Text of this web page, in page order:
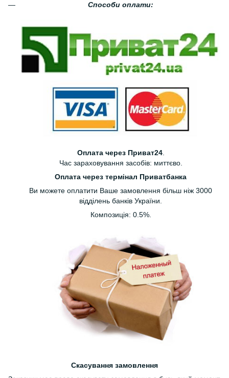
Способи оплати:
Оплата через Приват24.
Час зараховування засобів: миттєво.
Оплата через термінал Приватбанка
Ви можете оплатити Ваше замовлення більш ніж 3000
відділень банків України.
Композиція: 0.5%.
Скасування замовлення